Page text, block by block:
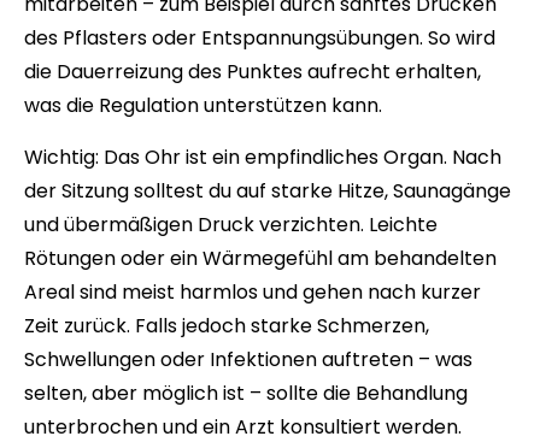
des Pflasters oder Entspannungsübungen. So wird
die Dauerreizung des Punktes aufrecht erhalten,
was die Regulation unterstützen kann.
Wichtig: Das Ohr ist ein empfindliches Organ. Nach
der Sitzung solltest du auf starke Hitze, Saunagänge
und übermäßigen Druck verzichten. Leichte
Rötungen oder ein Wärmegefühl am behandelten
Areal sind meist harmlos und gehen nach kurzer
Zeit zurück. Falls jedoch starke Schmerzen,
Schwellungen oder Infektionen auftreten – was
selten, aber möglich ist – sollte die Behandlung
unterbrochen und ein Arzt konsultiert werden.